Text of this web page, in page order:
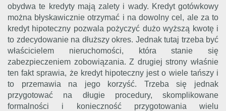
obydwa te kredyty mają zalety i wady. Kredyt gotówkowy
można błyskawicznie otrzymać i na dowolny cel, ale za to
kredyt hipoteczny pozwala pożyczyć dużo wyższą kwotę i
to zdecydowanie na dłuższy okres. Jednak tutaj trzeba być
właścicielem nieruchomości, która stanie się
zabezpieczeniem zobowiązania. Z drugiej strony właśnie
ten fakt sprawia, że kredyt hipoteczny jest o wiele tańszy i
to przemawia na jego korzyść. Trzeba się jednak
przygotować na długie procedury, skomplikowane
formalności i konieczność przygotowania wielu